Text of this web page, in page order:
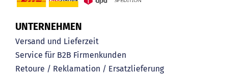
UNTERNEHMEN
Versand und Lieferzeit
Service für B2B Firmenkunden
Retoure / Reklamation / Ersatzlieferung